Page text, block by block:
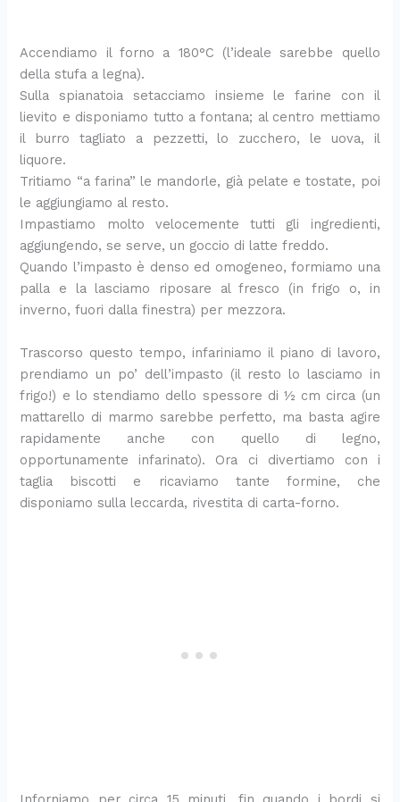
Accendiamo il forno a 180°C (l’ideale sarebbe quello
della stufa a legna).
Sulla spianatoia setacciamo insieme le farine con il
lievito e disponiamo tutto a fontana; al centro mettiamo
il burro tagliato a pezzetti, lo zucchero, le uova, il
liquore.
Tritiamo “a farina” le mandorle, già pelate e tostate, poi
le aggiungiamo al resto.
Impastiamo molto velocemente tutti gli ingredienti,
aggiungendo, se serve, un goccio di latte freddo.
Quando l’impasto è denso ed omogeneo, formiamo una
palla e la lasciamo riposare al fresco (in frigo o, in
inverno, fuori dalla finestra) per mezzora.
Trascorso questo tempo, infariniamo il piano di lavoro,
prendiamo un po’ dell’impasto (il resto lo lasciamo in
frigo!) e lo stendiamo dello spessore di ½ cm circa (un
mattarello di marmo sarebbe perfetto, ma basta agire
rapidamente anche con quello di legno,
opportunamente infarinato). Ora ci divertiamo con i
taglia biscotti e ricaviamo tante formine, che
disponiamo sulla leccarda, rivestita di carta-forno.